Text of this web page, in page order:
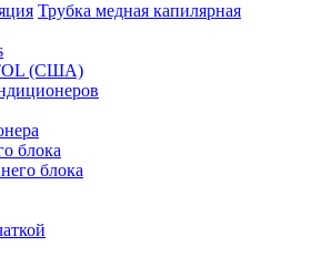
Трубка медная капилярная
(США)
блока
блока